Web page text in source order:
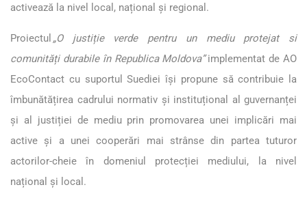
activează la nivel local, național și regional.
Proiectul „O justiție verde pentru un mediu protejat si
comunități durabile în Republica Moldova”implementat de AO
EcoContact cu suportul Suediei își propune să contribuie la
îmbunătățirea cadrului normativ și instituțional al guvernanței
și al justiției de mediu prin promovarea unei implicări mai
active și a unei cooperări mai strânse din partea tuturor
actorilor-cheie în domeniul protecției mediului, la nivel
național și local.